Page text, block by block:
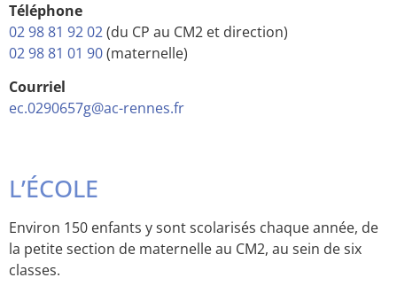
Téléphone
02 98 81 92 02(du CP au CM2 et direction)
02 98 81 01 90(maternelle)
Courriel
ec.0290657g@ac-rennes.fr
L’ÉCOLE
Environ 150 enfants y sont scolarisés chaque année, de
la petite section de maternelle au CM2, au sein de six
classes.